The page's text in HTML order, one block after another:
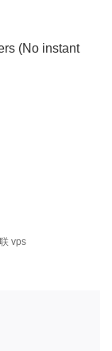
(No instant
vps